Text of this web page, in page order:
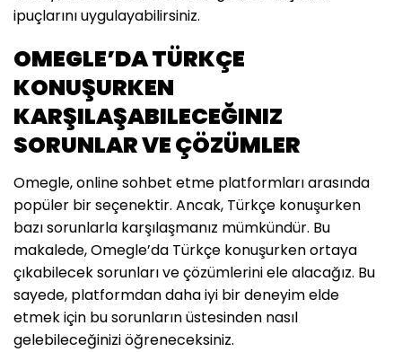
ipuçlarını uygulayabilirsiniz.
OMEGLE’DA TÜRKÇE
KONUŞURKEN
KARŞILAŞABILECEĞINIZ
SORUNLAR VE ÇÖZÜMLER
Omegle, online sohbet etme platformları arasında
popüler bir seçenektir. Ancak, Türkçe konuşurken
bazı sorunlarla karşılaşmanız mümkündür. Bu
makalede, Omegle’da Türkçe konuşurken ortaya
çıkabilecek sorunları ve çözümlerini ele alacağız. Bu
sayede, platformdan daha iyi bir deneyim elde
etmek için bu sorunların üstesinden nasıl
gelebileceğinizi öğreneceksiniz.